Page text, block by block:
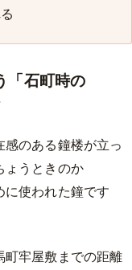
石町時の
のある鐘楼が立っ
ょうときのか
に使われた鐘です
町牢屋敷までの距離